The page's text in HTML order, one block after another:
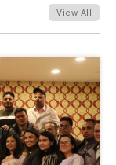
View All